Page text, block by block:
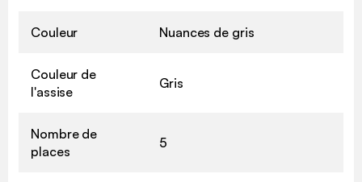
Couleur Nuances de gris
Couleur de
l'assise
Gris
Nombre de
places
5